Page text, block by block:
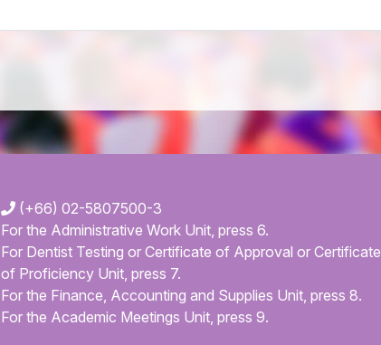
(+66) 02-5807500-3
For the Administrative Work Unit, press 6.
For Dentist Testing or Certificate of Approval or Certificate
of Proficiency Unit, press 7.
For the Finance, Accounting and Supplies Unit, press 8.
For the Academic Meetings Unit, press 9.